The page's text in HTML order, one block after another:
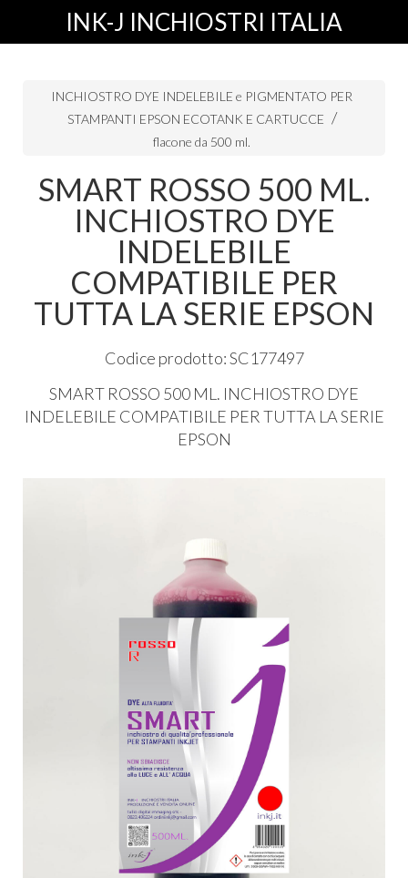
INK-J INCHIOSTRI ITALIA
INCHIOSTRO DYE INDELEBILE e PIGMENTATO PER
STAMPANTI EPSON ECOTANK E CARTUCCE
flacone da 500 ml.
SMART ROSSO 500 ML.
INCHIOSTRO DYE
INDELEBILE
COMPATIBILE PER
TUTTA LA SERIE EPSON
Codice prodotto: SC177497
SMART ROSSO 500 ML. INCHIOSTRO DYE
INDELEBILE COMPATIBILE PER TUTTA LASERIE
EPSON